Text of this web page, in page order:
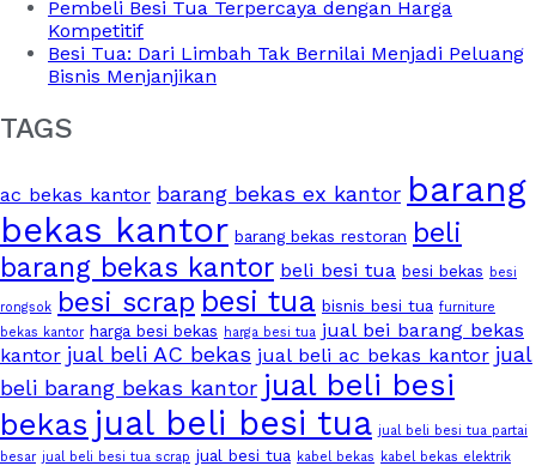
Pembeli Besi Tua Terpercaya dengan Harga
Kompetitif
Besi Tua: Dari Limbah Tak Bernilai Menjadi Peluang
Bisnis Menjanjikan
TAGS
ac bekas kantor barang bekas ex kantor barang
bekas kantor barang bekas restoran beli
barang bekas kantor beli besi tua besi bekas besi
rongsok besi scrap besi tua bisnis besi tua furniture
bekas kantor harga besi bekas harga besi tua jual bei barang bekas
kantor jual beli AC bekas jual beli ac bekas kantor jual
beli barang bekas kantor jual beli besi
bekas jual beli besi tua jual beli besi tua partai
besar jual beli besi tua scrap jual besi tua kabel bekas kabel bekas elektrik